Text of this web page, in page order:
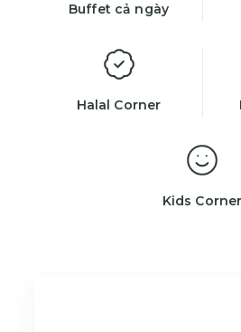
Buffet cả ngày
Halal Corner
Kids Corner